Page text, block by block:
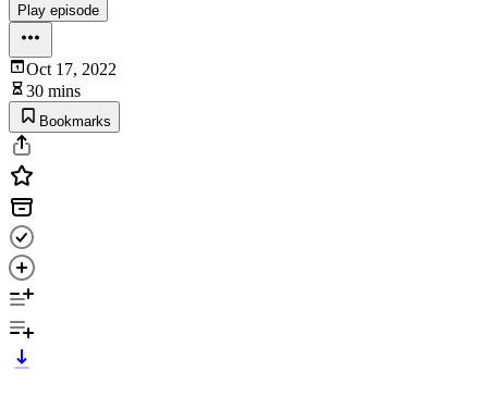
Play episode
Oct 17, 2022
30 mins
Bookmarks